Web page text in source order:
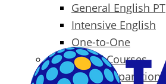
General English PT
Intensive English
One-to-One
Specialized Courses
Exam Preparation